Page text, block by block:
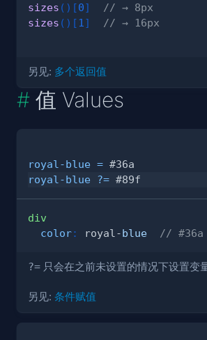
sizes ( ) [0]
// → 8px
sizes ( ) [1 ] // → 16px
另见: 多个返回值
值 Values
royal-blue = #36a
royal-blue ?= #89f
div
color: royal-blue // #36a
?= 只会在之前未设置的情况下设置变
另见: 条件赋值